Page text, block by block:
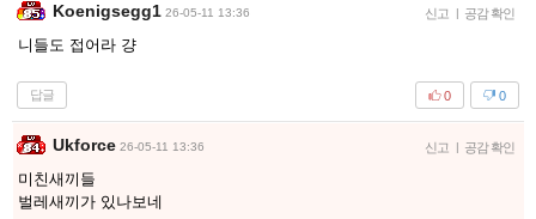
Koenigsegg1 26-05-11 13:36 신고 | 공감 확인
니들도 접어라 걍
답글 0
0
Ukforce 26-05-11 13:36 신고 | 공감 확인
미친새끼들
벌레새끼가 있나보네